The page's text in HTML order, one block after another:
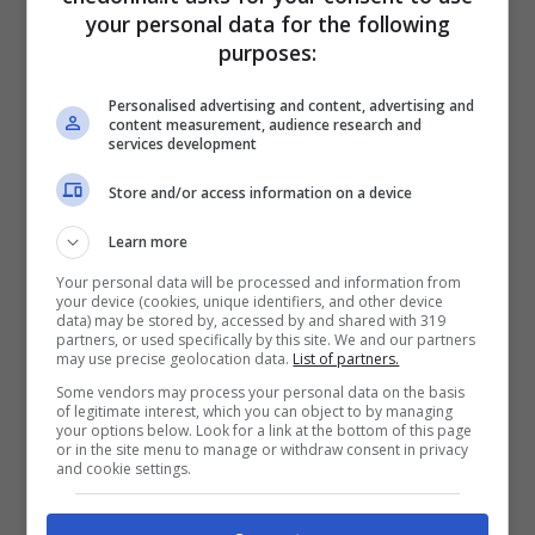
bisognerà attendere gli esiti di esami
medico legali complessi e lunghi, che
richiedono tempo”, ha commentato il
Procuratore capoGiovanniSalvi.
Leindagini
ambiti: da una parte l’individuazione delle
responsabilità dirette nel decesso, tra le
quali le “ipotesi omissive relative a
comportamenti che possano aver
contribuito all’evento per l’individuazione
dell’unità di rianimazione, in relazione alle
informazioni ricevute circa le condizioni
your personal data for the following
purposes:
Personalised advertising and content, advertising and
content measurement, audience research and
services development
Store and/or access information on a device
Learn more
Your personal data will be processed and information from
your device (cookies, unique identifiers, and other device
data) may be stored by, accessed by and shared with 319
partners, or used specifically by this site. We and our partners
may use precise geolocation data. List of partners.
Some vendors may process your personal data on the basis
of legitimate interest, which you can object to by managing
your options below. Look for a link at the bottom of this page
or in the site menu to manage or withdraw consent in privacy
and cookie settings.